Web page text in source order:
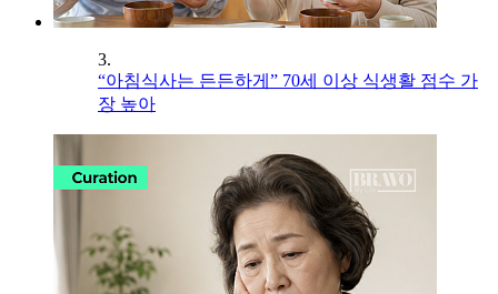
3.
“아침식사는 든든하게” 70세 이상 식생활 점수 가
장 높아